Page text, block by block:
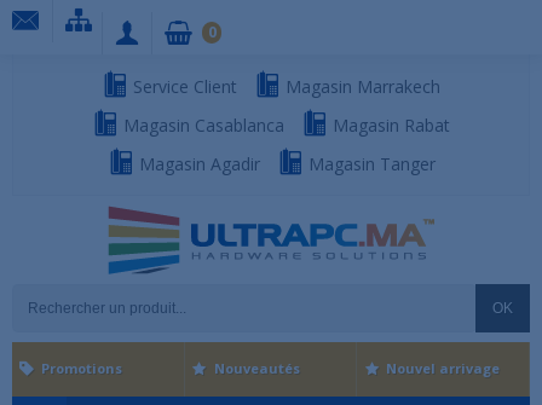
Service Client
Magasin Marrakech
Magasin Casablanca
Magasin Rabat
Magasin Agadir
Magasin Tanger
OK
0
Promotions Nouveautés Nouvel arrivage